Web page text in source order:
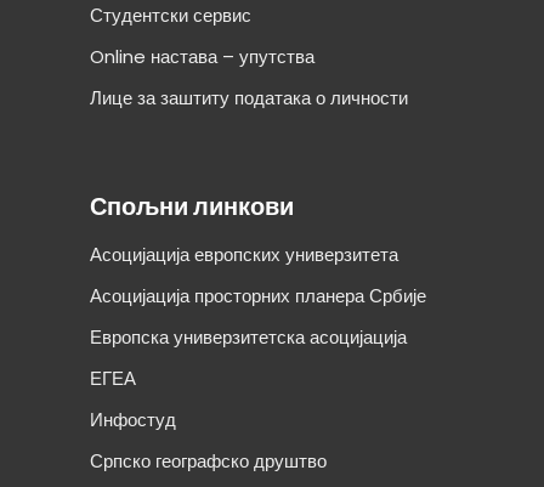
Студентски сервис
Online настава – упутства
Лице за заштиту података о личности
Спољни линкови
Асоцијација европских универзитета
Асоцијација просторних планера Србије
Европска универзитетска асоцијација
ЕГЕА
Инфостуд
Српско географско друштво